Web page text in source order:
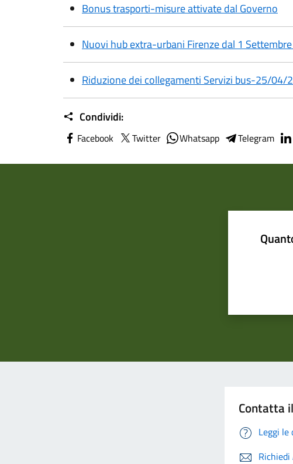
Bonus trasporti-misure attivate dal Governo
Nuovi hub extra-urbani Firenze dal 1
Riduzione dei collegamenti Servizi bus-25/
Condividi:
Facebook Twitter Whatsapp Telegram
Contatta
Leggi